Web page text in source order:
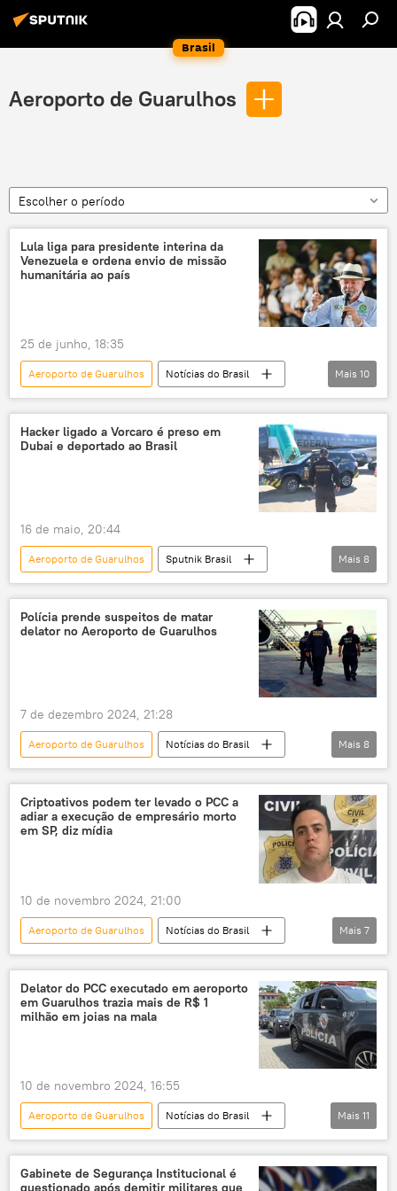
Brasil
Aeroporto de Guarulhos
Escolher o período
Lula liga para presidente interina da
Venezuela e ordena envio de missão
humanitária ao país
25 de junho, 18:35
Aeroporto de Guarulhos
Notícias do Brasil
Américas
Luiz Inácio Lula da Silva
Delcy Rodríguez
Henri Falcón
Venezuela
São Paulo
Minas Gerais
Mais 10
Hacker ligado a Vorcaro é preso em
Dubai e deportado ao Brasil
16 de maio, 20:44
Aeroporto de Guarulhos
Sputnik Brasil
Notícias do Brasil
Mundo
Daniel Vorcaro
Dubai
Emirados Árabes Unidos
Polícia Federal (PF)
Mais 8
Polícia prende suspeitos de matar
delator no Aeroporto de Guarulhos
7 de dezembro 2024, 21:28
Aeroporto de Guarulhos
Notícias do Brasil
São Paulo
Primeiro Comando da Capital (PCC)
Polícia
Brasil
PCC Drogas
tráfico
Mais 8
Criptoativos podem ter levado o PCC a
adiar a execução de empresário morto
em SP, diz mídia
10 de novembro 2024, 21:00
Aeroporto de Guarulhos
Notícias do Brasil
Brasil
Primeiro Comando da Capital (PCC)
empresário
São Paulo
criptomoedas
moedas virtuais
Mais 7
Delator do PCC executado em aeroporto
em Guarulhos trazia mais de R$ 1
milhão em joias na mala
10 de novembro 2024, 16:55
Aeroporto de Guarulhos
Notícias do Brasil
Brasil
Guarulhos
São Paulo
Maceió
Primeiro Comando da Capital (PCC)
Mais 11
Gabinete de Segurança Institucional é
questionado após demitir militares que